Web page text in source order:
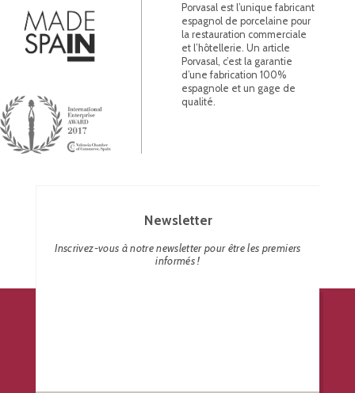
Porvasal est l’unique fabricant
espagnol de porcelaine pour
la restauration commerciale
et l’hôtellerie. Un article
Porvasal, c’est la garantie
d’une fabrication 100%
espagnole et un gage de
qualité.
Newsletter
Inscrivez-vous à notre newsletter pour être les premiers
informés !